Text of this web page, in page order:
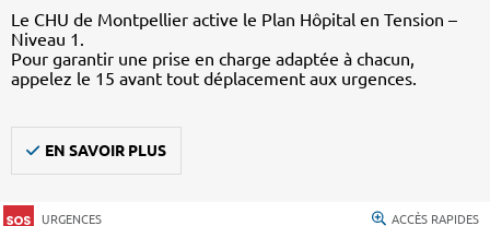
Le CHU de Montpellier active le Plan Hôpital en Tension –
Niveau 1.
Pour garantir une prise en charge adaptée à chacun,
appelez le 15 avant tout déplacement aux urgences.
EN SAVOIR PLUS
URGENCES ACCÈS RAPIDES